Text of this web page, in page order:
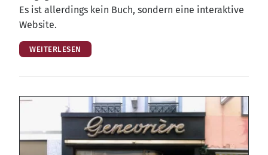
Es ist aller­dings kein Buch, son­dern eine inter­ak­ti­ve
Website.
WEITERLESEN